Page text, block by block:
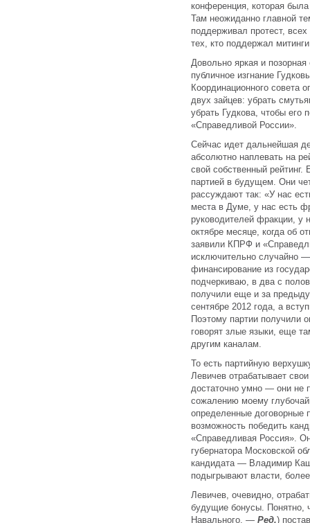
конференция, которая
Там неожиданно главной
поддерживал протест,
тех, кто поддержал
Довольно яркая и
публичное изгнание
Координационного совета
двух зайцев: убрать
убрать Гудкова, чтобы его
«Справедливой России».
Сейчас идет дальнейшая
абсолютно наплевать на
свой собственный
партией в будущем. Они
рассуждают так: «У нас
места в Думе, у нас есть
руководителей фракции, у
октябре месяце, когда об
заявили КПРФ и
исключительно случайно
финансирование из
подчеркиваю, в два с
получили еще и за
сентябре 2012 года, а
Поэтому партии получили
говорят злые языки, еще
другим каналам.
То есть партийную
Левичев отрабатывает
достаточно умно — они не
сожалению моему
определенные договорные
возможность победить
«Справедливая Россия».
губернатора Московской
кандидата — Владимир
подыгрывают власти,
Левичев, очевидно,
будущие бонусы. Понятно,
Навального. — Ред.)